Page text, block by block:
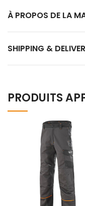
À PROPOS DE LA
SHIPPING &
PRODUITS